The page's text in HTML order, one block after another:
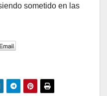
sometido en las